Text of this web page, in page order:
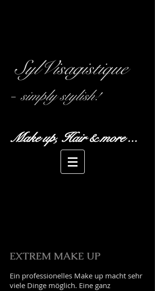
SylVisagistique
-simply stylish!
Make up, Hair & more ...
EXTREM MAKE UP
Ein professionelles Make up macht sehr
viele Dinge möglich. Eine ganz